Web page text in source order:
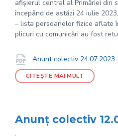
afișierul central al Primăriei din
începând de astăzi 24 iulie
– lista persoanelor fizice aflate
plicuri cu comunicări au fost
Documente
Anunt colectiv 24.07.2023
CITEȘTE MAI MULT
Anunț colectiv